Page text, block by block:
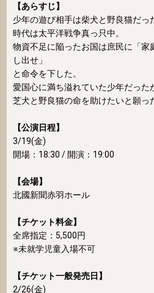
【あらすじ】
少年の遊び相手は柴犬と野良猫だっ
時代は太平洋戦争真っ只中。
物資不足に陥ったお国は庶民に「家
し出せ」
と命令を下した。
愛国心に満ち溢れていた少年だった
芝犬と野良猫の命を助けたいと願っ
【公演日程】
3/19(金)
開場：18:30 / 開演：19:00
【会場】
北國新聞赤羽ホール
【チケット料金】
全席指定：5,500円
※未就学児童入場不可
【チケット一般発売日】
2/26(金)